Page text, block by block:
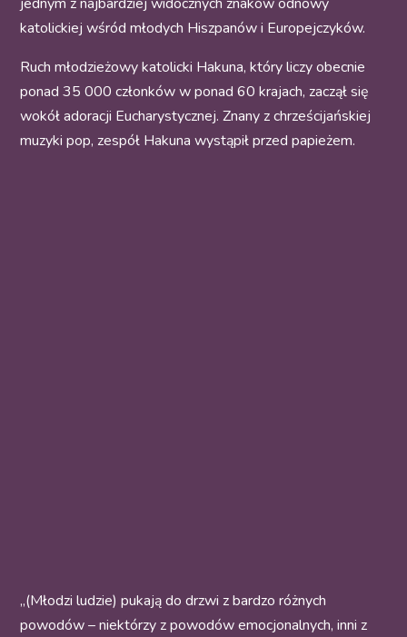
katolickiej wśród młodych Hiszpanów i Europejczyków.
Ruch młodzieżowy katolicki Hakuna, który liczy obecnie
ponad 35 000 członków w ponad 60 krajach, zaczął się
wokół adoracji Eucharystycznej. Znany z chrześcijańskiej
muzyki pop, zespół Hakuna wystąpił przed papieżem.
„(Młodzi ludzie) pukają do drzwi z bardzo różnych
powodów – niektórzy z powodów emocjonalnych, inni z